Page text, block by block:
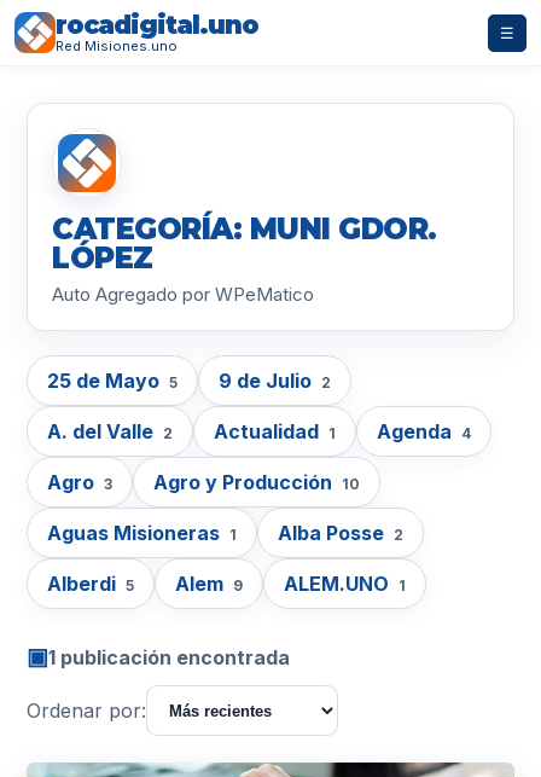
rocadigital.uno
Red Misiones.uno
☰
CATEGORÍA: MUNI GDOR.
LÓPEZ
Auto Agregado por WPeMatico
25 de Mayo 5 9 de Julio 2
A. del Valle 2 Actualidad 1 Agenda 4
Agro 3 Agro y Producción 10
Aguas Misioneras 1 Alba Posse 2
Alberdi 5 Alem 9 ALEM.UNO 1
▣1 publicación encontrada
Ordenar por: